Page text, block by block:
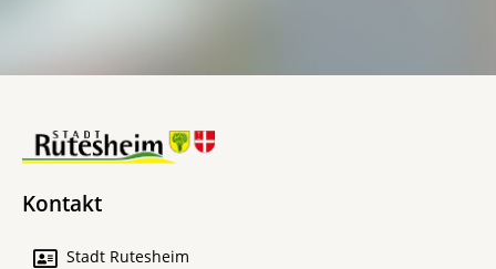
Kontakt
Stadt Rutesheim